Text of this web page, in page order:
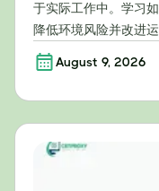
于实际工作中。学习
降低环境风险并改进运
August 9, 2026